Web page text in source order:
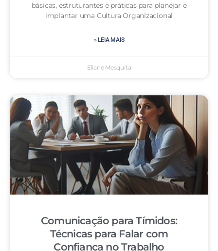
básicas, estruturantes e práticas para planejar e
implantar uma Cultura Organizacional
» LEIA MAIS
Eliane Mesquita
Comunicação para Tímidos:
Técnicas para Falar com
Confiança no Trabalho